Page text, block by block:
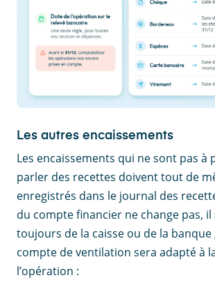
Les autres encaissements
Les encaissements qui ne sont pas
parler des recettes doivent tout de
enregistrés dans le journal des
du compte financier ne change pas, il
toujours de la caisse ou de la banque
compte de ventilation sera adapté à
l’opération :